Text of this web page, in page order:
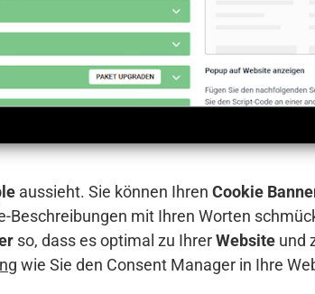
aussieht. Sie können Ihren Cookie
Beschreibungen mit Ihren Worten
so, dass es optimal zu IhrerWebsite und
wie Sie den Consent Manager in Ihre